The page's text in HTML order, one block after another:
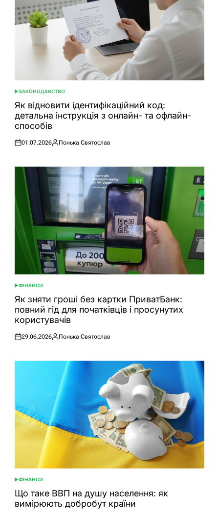
ОПУБЛІКУВАТИ
У
ЗАКОНОДАВСТВО
Як відновити ідентифікаційний код:
детальна інструкція з онлайн- та офлайн-
способів
Оприлюднено
01.07.2026
Опубліковано
Понька Святослав
ОПУБЛІКУВАТИ
У
ФІНАНСИ
Як зняти гроші без картки ПриватБанк:
повний гід для початківців і просунутих
користувачів
Оприлюднено
29.06.2026
Опубліковано
Понька Святослав
ОПУБЛІКУВАТИ
У
ФІНАНСИ
Що таке ВВП на душу населення: як
вимірюють добробут країни